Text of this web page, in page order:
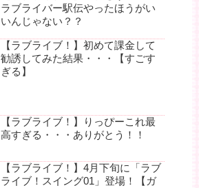
ラブライバー駅伝やったほうがい
いんじゃない？？
【ラブライブ！】初めて課金して
勧誘してみた結果・・・【すごす
ぎる】
【ラブライブ！】りっぴーこれ最
高すぎる・・・ありがとう！！
【ラブライブ！】4月下旬に「ラブ
ライブ！スイング01」登場！【ガ